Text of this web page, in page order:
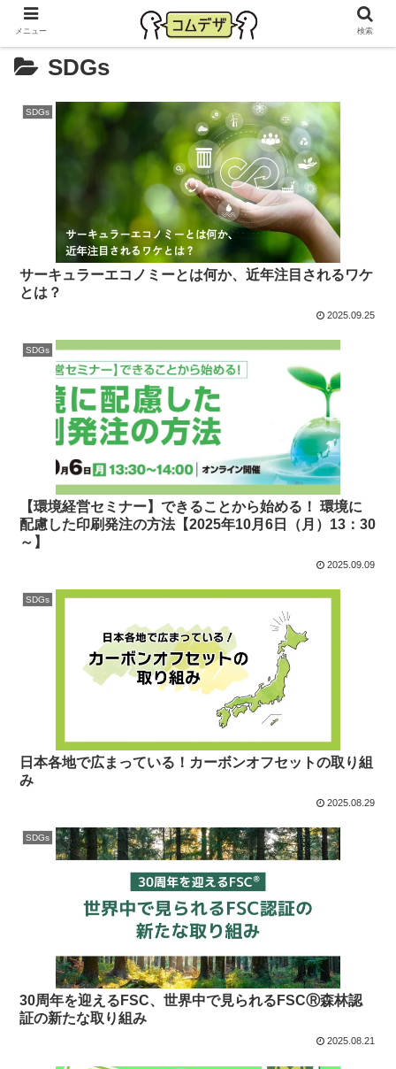
SDGs
SDGs
サーキュラーエコノミーとは何か、近年注目されるワケ
とは？
2025.09.25
SDGs
【環境経営セミナー】できることから始める！ 環境に
配慮した印刷発注の方法【2025年10月6日（月）13：30
～】
2025.09.09
SDGs
日本各地で広まっている！カーボンオフセットの取り組
み
2025.08.29
SDGs
30周年を迎えるFSC、世界中で見られるFSCⓇ森林認
証の新たな取り組み
2025.08.21
メニュー 検索